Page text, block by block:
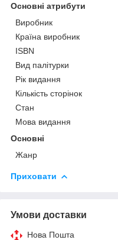
Основні атрибути
Виробник
Країна виробник
ISBN
Вид палітурки
Рік видання
Кількість сторінок
Стан
Мова видання
Основні
Жанр
Приховати
Умови доставки
Нова Пошта